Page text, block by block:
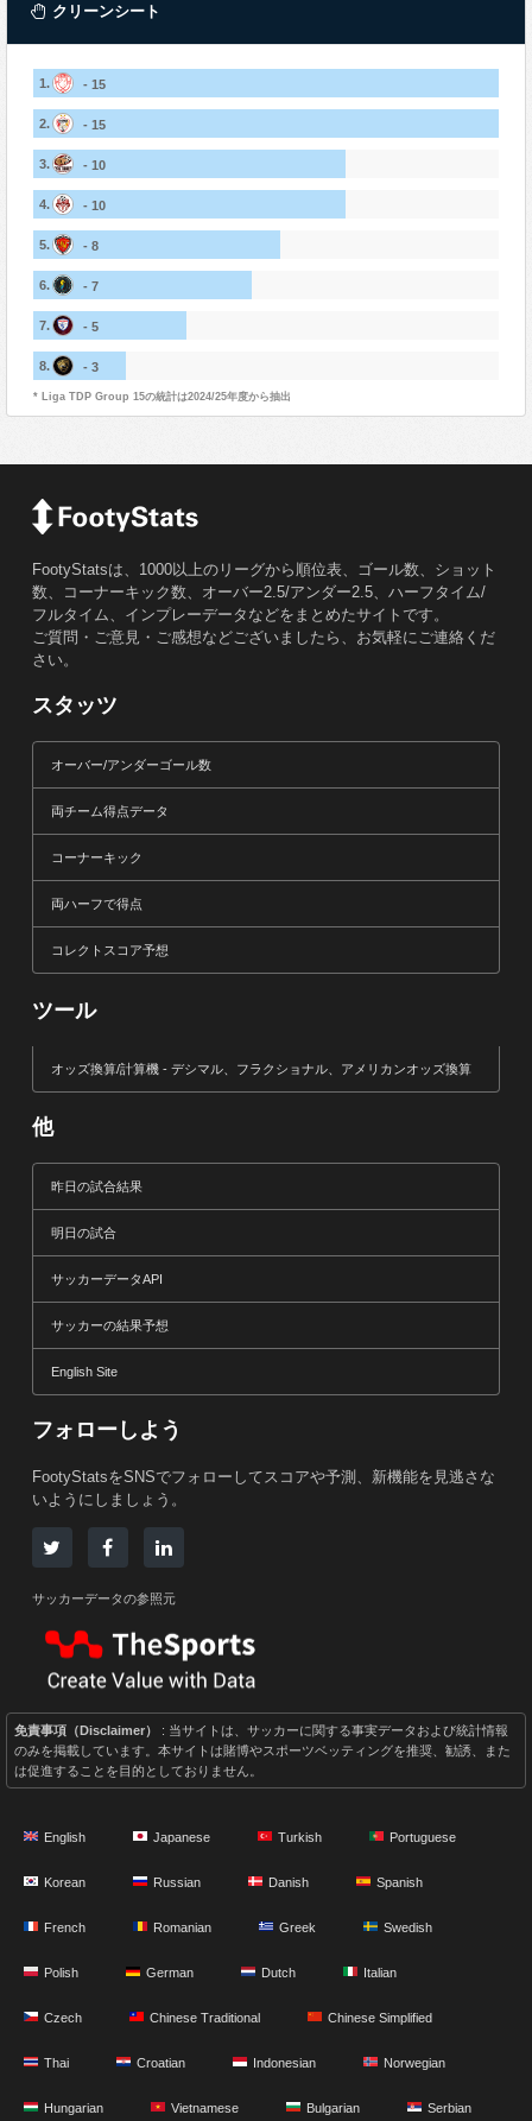
クリーンシート
1. - 15
2. - 15
3. - 10
4. - 10
5. - 8
6. - 7
7. - 5
8. - 3
* Liga TDP Group 15の統計は2024/25年度から抽出
FootyStatsは、1000以上のリーグから順位表、ゴール数、ショット
数、コーナーキック数、オーバー2.5/アンダー2.5、ハーフタイム/
フルタイム、インプレーデータなどをまとめたサイトです。
ご質問・ご意見・ご感想などございましたら、お気軽にご連絡くだ
さい。
スタッツ
オーバー/アンダーゴール数
両チーム得点データ
コーナーキック
両ハーフで得点
コレクトスコア予想
ツール
オッズ換算/計算機 - デシマル、フラクショナル、アメリカンオッズ換算
他
昨日の試合結果
明日の試合
サッカーデータAPI
サッカーの結果予想
English Site
フォローしよう
FootyStatsをSNSでフォローしてスコアや予測、新機能を見逃さな
いようにしましょう。
サッカーデータの参照元
免責事項（Disclaimer）
: 当サイトは、サッカーに関する事実データおよび統計情報
のみを掲載しています。本サイトは賭博やスポーツベッティングを推奨、勧誘、また
は促進することを目的としておりません。
English Japanese Turkish Portuguese
Korean Russian Danish Spanish
French Romanian Greek Swedish
Polish German Dutch Italian
Czech Chinese Traditional Chinese Simplified
Thai Croatian Indonesian Norwegian
Hungarian Vietnamese Bulgarian Serbian